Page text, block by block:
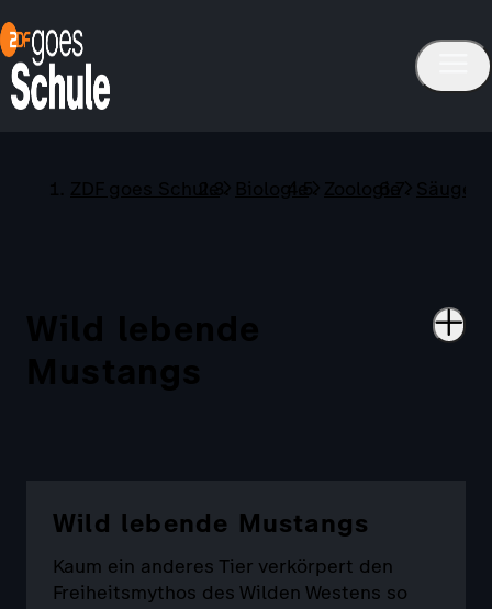
ZDF goes Schule Biologie Zoologie
Wild lebende
Mustangs
Wild lebende Mustangs
Kaum ein anderes Tier verkörpert den
Freiheitsmythos des Wilden Westens so